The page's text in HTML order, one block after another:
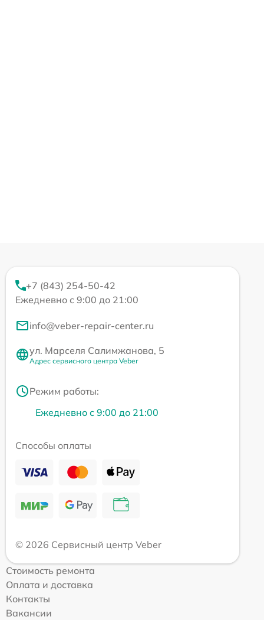
+7 (843) 254-50-42
Ежедневно с 9:00 до 21:00
info@veber-repair-center.ru
ул. Марселя Салимжанова, 5
Адрес сервисного центра Veber
Режим работы:
Ежедневно с 9:00 до 21:00
Способы оплаты
© 2026 Сервисный центр Veber
Стоимость ремонта
Оплата и доставка
Контакты
Вакансии